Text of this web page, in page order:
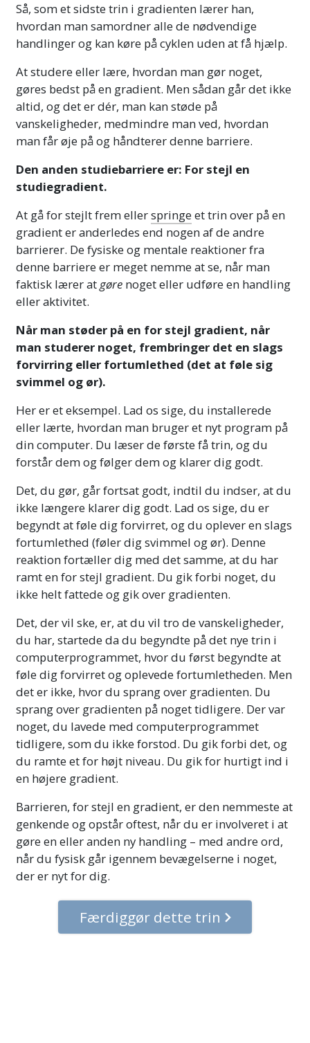
Så, som et sidste trin i gradienten lærer han,
hvordan man samordner alle de nødvendige
handlinger og kan køre på cyklen uden at få hjælp.
At studere eller lære, hvordan man gør noget,
gøres bedst på en gradient. Men sådan går det ikke
altid, og det er dér, man kan støde på
vanskeligheder, medmindre man ved, hvordan
man får øje på og håndterer denne barriere.
Den anden studiebarriere er: For stejl en
studiegradient.
At gå for stejlt frem ellerspringeet trin over på en
gradient er anderledes end nogen af de andre
barrierer. De fysiske og mentale reaktioner fra
denne barriere er meget nemme at se, når man
faktisk lærer atgøre noget eller udføre en handling
eller aktivitet.
Når man støder på en for stejl gradient, når
man studerer noget, frembringer det en slags
forvirring eller fortumlethed (det at føle sig
svimmel og ør).
Her er et eksempel. Lad os sige, du installerede
eller lærte, hvordan man bruger et nyt program på
din computer. Du læser de første få trin, og du
forstår dem og følger dem og klarer dig godt.
Det, du gør, går fortsat godt, indtil du indser, at du
ikke længere klarer dig godt. Lad os sige, du er
begyndt at føle dig forvirret, og du oplever en slags
fortumlethed (føler dig svimmel og ør). Denne
reaktion fortæller dig med det samme, at du har
ramt en for stejl gradient. Du gik forbi noget, du
ikke helt fattede og gik over gradienten.
Det, der vil ske, er, at du vil tro de vanskeligheder,
du har, startede da du begyndte på det nye trin i
computerprogrammet, hvor du først begyndte at
føle dig forvirret og oplevede fortumletheden. Men
det er ikke, hvor du sprang over gradienten. Du
sprang over gradienten på noget tidligere. Der var
noget, du lavede med computerprogrammet
tidligere, som du ikke forstod. Du gik forbi det, og
du ramte et for højt niveau. Du gik for hurtigt ind i
en højere gradient.
Barrieren, for stejl en gradient, er den nemmeste at
genkende og opstår oftest, når du er involveret i at
gøre en eller anden ny handling – med andre ord,
når du fysisk går igennem bevægelserne i noget,
der er nyt for dig.
Færdiggør dette trin